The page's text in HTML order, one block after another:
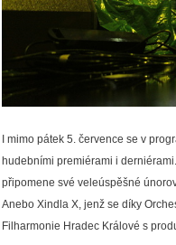
I mimo pátek 5. července se v
hudebními premiérami i
připomene své veleúspěšné
Anebo Xindla X, jenž se díky
Filharmonie Hradec Králové s